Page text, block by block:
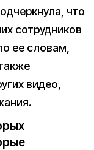
что
сотрудников
ее словам,
видео,